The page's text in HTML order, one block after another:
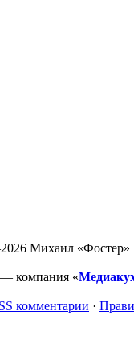
Михаил «Фостер»
компания «
комментарии ·